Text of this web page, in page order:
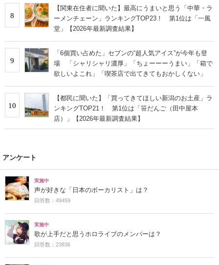
8
【関東在住者に聞いた】最高にうまいと思う「中華・ラ
ーメンチェーン」ランキングTOP23！ 第1位は「一風
堂」【2026年最新調査結果】
9
「6個買い占めた」セブンの“超人気アイス”が今年も登
場 「シャリシャリ濃厚」「ちょーーーうまい」「箱で
欲しいよこれ」「喫茶店で出てきてもおかしくない」
10
【都民に聞いた】「買ってきてほしい新潟のお土産」ラ
ンキングTOP21！ 第1位は「笹だんご（田中屋本
店）」【2026年最新調査結果】
アンケート
実施中
声が好きな「日本のボーカリスト」は？
回答数：49459
実施中
歌が上手だと思うホロライブのメンバーは？
回答数：23836